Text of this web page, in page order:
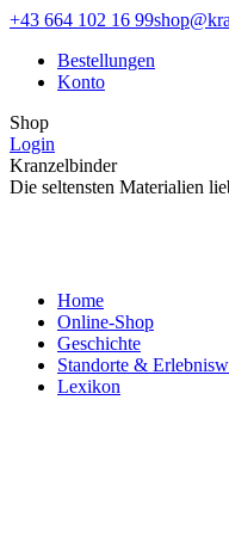
Zum
springen
Facebook
opens
window
Instagram
opens
window
+43 664 102 16 99
Bestellungen
Konto
Shop
Login
Kranzelbinder
Die seltensten Materialien
Home
Online-Shop
Geschichte
Standorte &
Lexikon